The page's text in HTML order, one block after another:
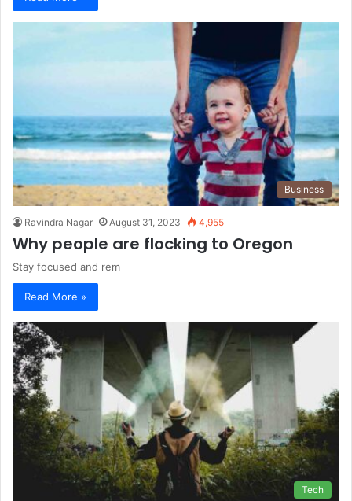
Business
Ravindra Nagar August 31, 2023 4,955
Why people are flocking to Oregon
Stay focused and rem
Read More »
Tech